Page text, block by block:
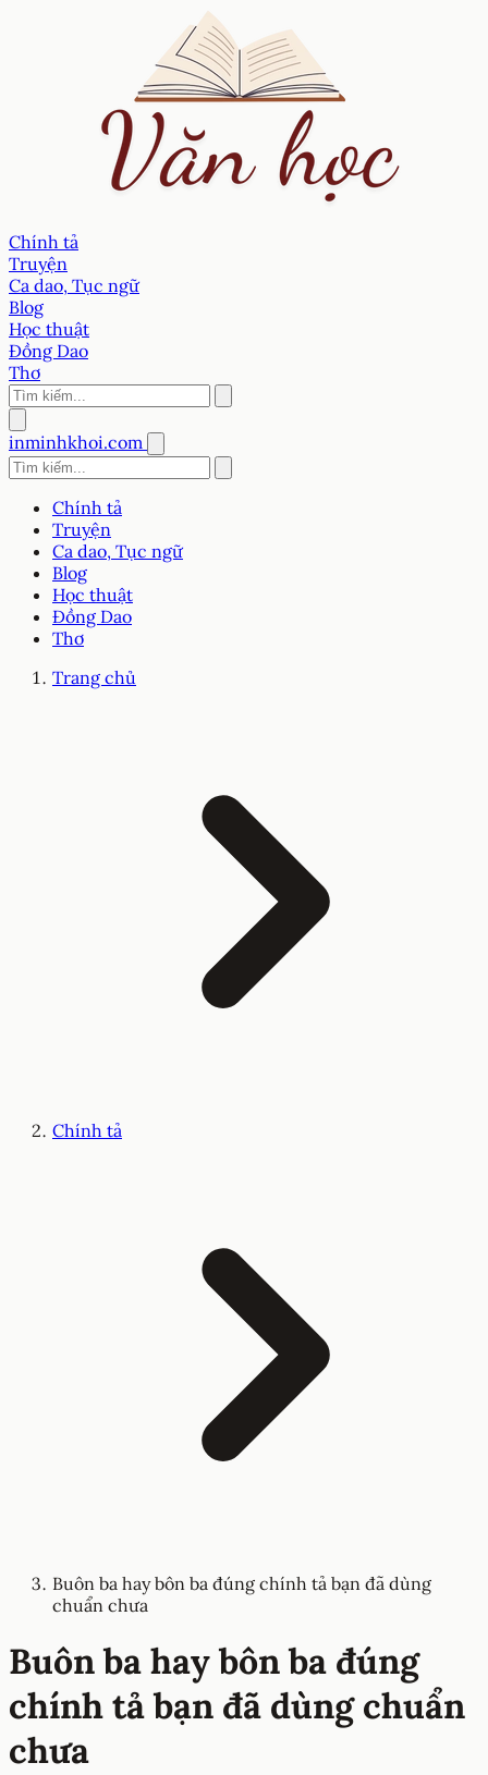
Chính tả
Truyện
Ca dao, Tục ngữ
Blog
Học thuật
Đồng Dao
Thơ
inminhkhoi.com
Chính tả
Truyện
Ca dao, Tục ngữ
Blog
Học thuật
Đồng Dao
Thơ
Trang chủ
Chính tả
Buôn ba hay bôn ba đúng chính tả bạn đã dùng
chuẩn chưa
Buôn ba hay bôn ba đúng
chính tả bạn đã dùng chuẩn
chưa